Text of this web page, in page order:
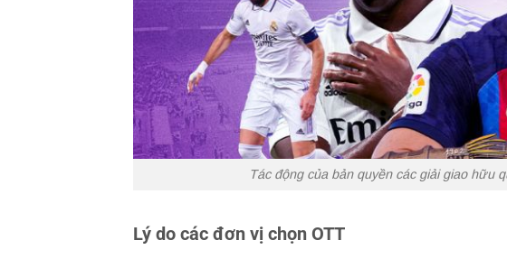
Tác động của bản quyền các giải giao hữu
Lý do các đơn vị chọn OTT